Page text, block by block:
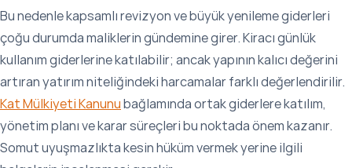
Bu nedenle kapsamlı revizyon ve büyük yenileme giderleri
çoğu durumda maliklerin gündemine girer. Kiracı günlük
kullanım giderlerine katılabilir; ancak yapının kalıcı değerini
artıran yatırım niteliğindeki harcamalar farklı değerlendirilir.
Kat Mülkiyeti Kanunubağlamında ortak giderlere katılım,
yönetim planı ve karar süreçleri bu noktada önem kazanır.
Somut uyuşmazlıkta kesin hüküm vermek yerine ilgili